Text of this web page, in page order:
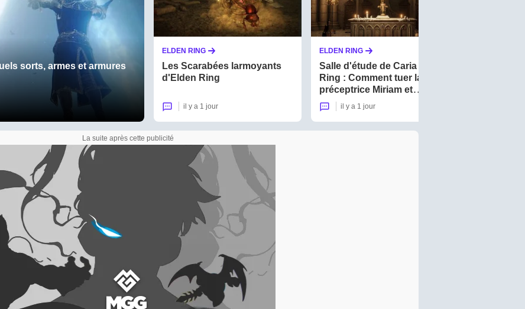
sorts, armes et armures
ELDEN RING
Les Scarabées larmoyants
d'Elden Ring
il y a 1 jour
ELDEN RING
Salle d'étude de Caria Elden
Ring : Comment tuer la
préceptrice Miriam et
atteindre la Tour divine ?
il y a 1 jour